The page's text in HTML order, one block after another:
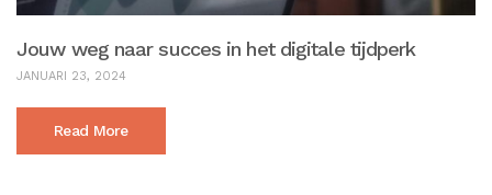
Jouw weg naar succes in het digitale tijdperk
JANUARI 23, 2024
Read More